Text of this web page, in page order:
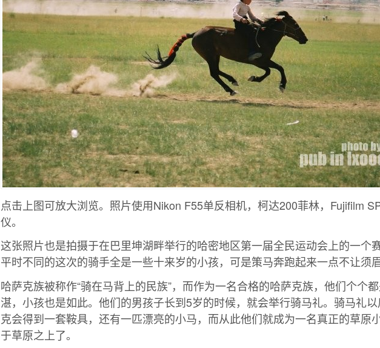
点击上图可放大浏览。照片使用Nikon F55单反相机，柯达200菲林，Fujifilm
仪。
这张照片也是拍摄于在巴里坤湖畔举行的哈密地区第一届全民运动会上的一个
平时不同的这次的骑手全是一些十来岁的小孩，可是策马奔跑起来一点不让须眉
哈萨克族被称作“骑在马背上的民族”，而作为一名合格的哈萨克族，他们个个
湛，小孩也是如此。他们的男孩子长到5岁的时候，就会举行骑马礼。骑马礼
克会得到一套鞍具，还有一匹漂亮的小马，而从此他们就成为一名真正的草原
于草原之上了。